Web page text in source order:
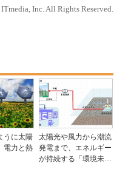
Inc. All Rights Reserved.
うに太陽
電力と熱
太陽光や風力から潮流
発電まで、エネルギー
が持続する「環境未来